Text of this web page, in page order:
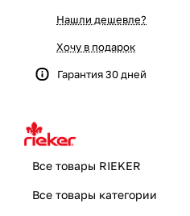
Нашли дешевле?
Хочу в подарок
Гарантия 30 дней
Все товары RIEKER
Все товары категории